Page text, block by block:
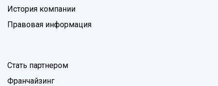
История компании
Правовая информация
Стать партнером
Франчайзинг